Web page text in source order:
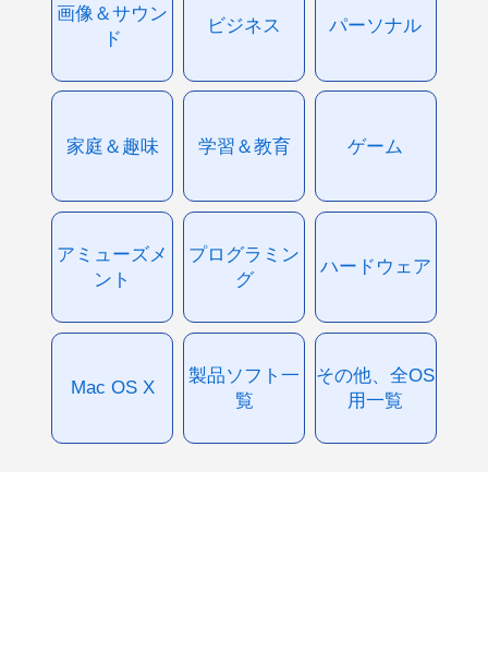
画像＆サウン
ド
ビジネス パーソナル
家庭＆趣味 学習＆教育 ゲーム
アミューズメ
ント
プログラミン
グ
ハードウェア
Mac OS X
製品ソフト一
覧
その他、全OS
用一覧